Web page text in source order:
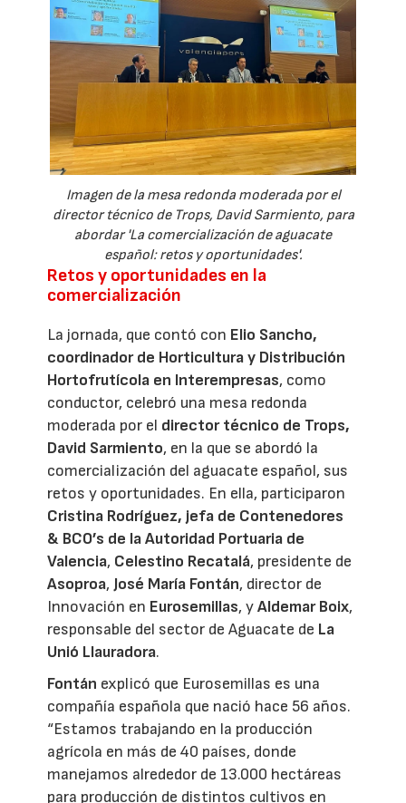
Imagen de la mesa redonda moderada por el
director técnico de Trops, David Sarmiento, para
abordar 'La comercialización de aguacate
español: retos y oportunidades'.
Retos y oportunidades en la
comercialización
La jornada, que contó con Elio Sancho,
coordinador de Horticultura y Distribución
Hortofrutícola en Interempresas, como
conductor, celebró una mesa redonda
moderada por el director técnico de Trops,
David Sarmiento, en la que se abordó la
comercialización del aguacate español, sus
retos y oportunidades. En ella, participaron
Cristina Rodríguez, jefa de Contenedores
& BCO’s de la Autoridad Portuaria de
Valencia, Celestino Recatalá, presidente de
Asoproa, José María Fontán, director de
Innovación en Eurosemillas, yAldemar Boix,
responsable del sector de Aguacate de La
Unió Llauradora.
Fontán explicó que Eurosemillas es una
compañía española que nació hace 56 años.
“Estamos trabajando en la producción
agrícola en más de 40 países, donde
manejamos alrededor de 13.000 hectáreas
para producción de distintos cultivos en